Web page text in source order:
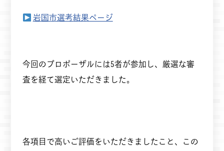
岩国市選考結果ページ
今回のプロポーザルには5者が参加し、厳選な審
査を経て選定いただきました。
各項目で高いご評価をいただきましたこと、この